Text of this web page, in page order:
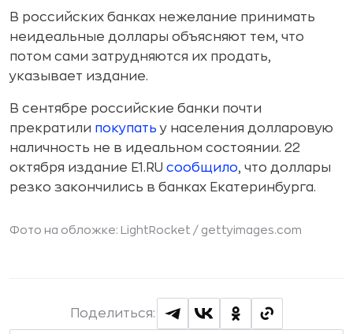
В российских банках нежелание принимать
неидеальные доллары объясняют тем, что
потом сами затрудняются их продать,
указывает издание.
В сентябре российские банки почти
прекратили покупать у населения долларовую
наличность не в идеальном состоянии. 22
октября издание E1.RU сообщило, что доллары
резко закончились в банках Екатеринбурга.
Фото на обложке: LightRocket / gettyimages.com
Поделиться: